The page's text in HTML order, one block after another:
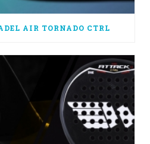
AIR TORNADO CTRL